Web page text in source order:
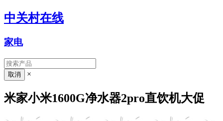
中关村在线
家电
×
米家小米1600G净水器2pro直饮机大促